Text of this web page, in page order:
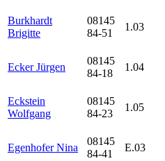
Burkhardt
Brigitte
08145
84-51
1.03
Ecker Jürgen
08145
84-18
1.04
Eckstein
Wolfgang
08145
84-23
1.05
Egenhofer Nina
08145
84-41
E.03